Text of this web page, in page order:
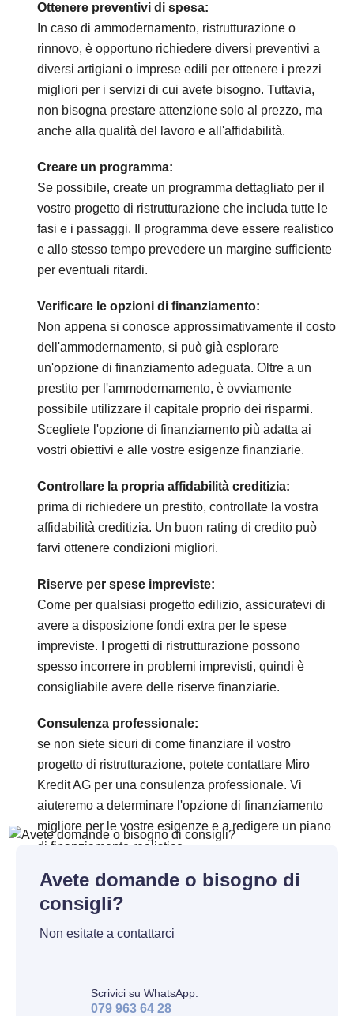
Ottenere preventivi di spesa:
In caso di ammodernamento, ristrutturazione o
rinnovo, è opportuno richiedere diversi preventivi a
diversi artigiani o imprese edili per ottenere i prezzi
migliori per i servizi di cui avete bisogno. Tuttavia,
non bisogna prestare attenzione solo al prezzo, ma
anche alla qualità del lavoro e all'affidabilità.
Creare un programma:
Se possibile, create un programma dettagliato per il
vostro progetto di ristrutturazione che includa tutte le
fasi e i passaggi. Il programma deve essere realistico
e allo stesso tempo prevedere un margine sufficiente
per eventuali ritardi.
Verificare le opzioni di finanziamento:
Non appena si conosce approssimativamente il costo
dell'ammodernamento, si può già esplorare
un'opzione di finanziamento adeguata. Oltre a un
prestito per l'ammodernamento, è ovviamente
possibile utilizzare il capitale proprio dei risparmi.
Scegliete l'opzione di finanziamento più adatta ai
vostri obiettivi e alle vostre esigenze finanziarie.
Controllare la propria affidabilità creditizia:
prima di richiedere un prestito, controllate la vostra
affidabilità creditizia. Un buon rating di credito può
farvi ottenere condizioni migliori.
Riserve per spese impreviste:
Come per qualsiasi progetto edilizio, assicuratevi di
avere a disposizione fondi extra per le spese
impreviste. I progetti di ristrutturazione possono
spesso incorrere in problemi imprevisti, quindi è
consigliabile avere delle riserve finanziarie.
Consulenza professionale:
se non siete sicuri di come finanziare il vostro
progetto di ristrutturazione, potete contattare Miro
Kredit AG per una consulenza professionale. Vi
aiuteremo a determinare l'opzione di finanziamento
migliore per le vostre esigenze e a redigere un piano
di finanziamento realistico.
Avete domande o bisogno di
consigli?
Non esitate a contattarci
Scrivici su WhatsApp:
079 963 64 28